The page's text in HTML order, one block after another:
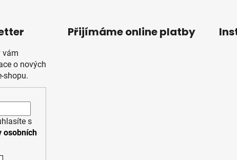
vám
o nových
shopu.
s
osobních
Přijímáme online platby